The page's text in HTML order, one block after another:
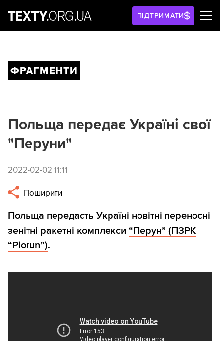
ПІДТРИМАТИ
ФРАГМЕНТИ
Польща передає Україні свої
"Перуни"
2022-02-02 11:11
Поширити
Польща передасть Україні новітні переносні
зенітні ракетні комплекси “Перун” (ПЗРК
“Piorun”).